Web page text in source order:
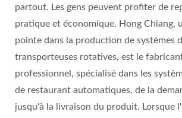
partout. Les gens peuvent profiter de
pratique et économique. Hong Chiang,
pointe dans la production de systèmes
transporteuses rotatives, est le
professionnel, spécialisé dans les
de restaurant automatiques, de la
jusqu'à la livraison du produit. Lorsque